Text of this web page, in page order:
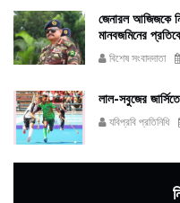
জেনারল আজিজকে
মানবজমিনের
বিশেষ সংবাদদাতা
লাল-সবুজের
যবিপ্রবি প্রতিনিধি